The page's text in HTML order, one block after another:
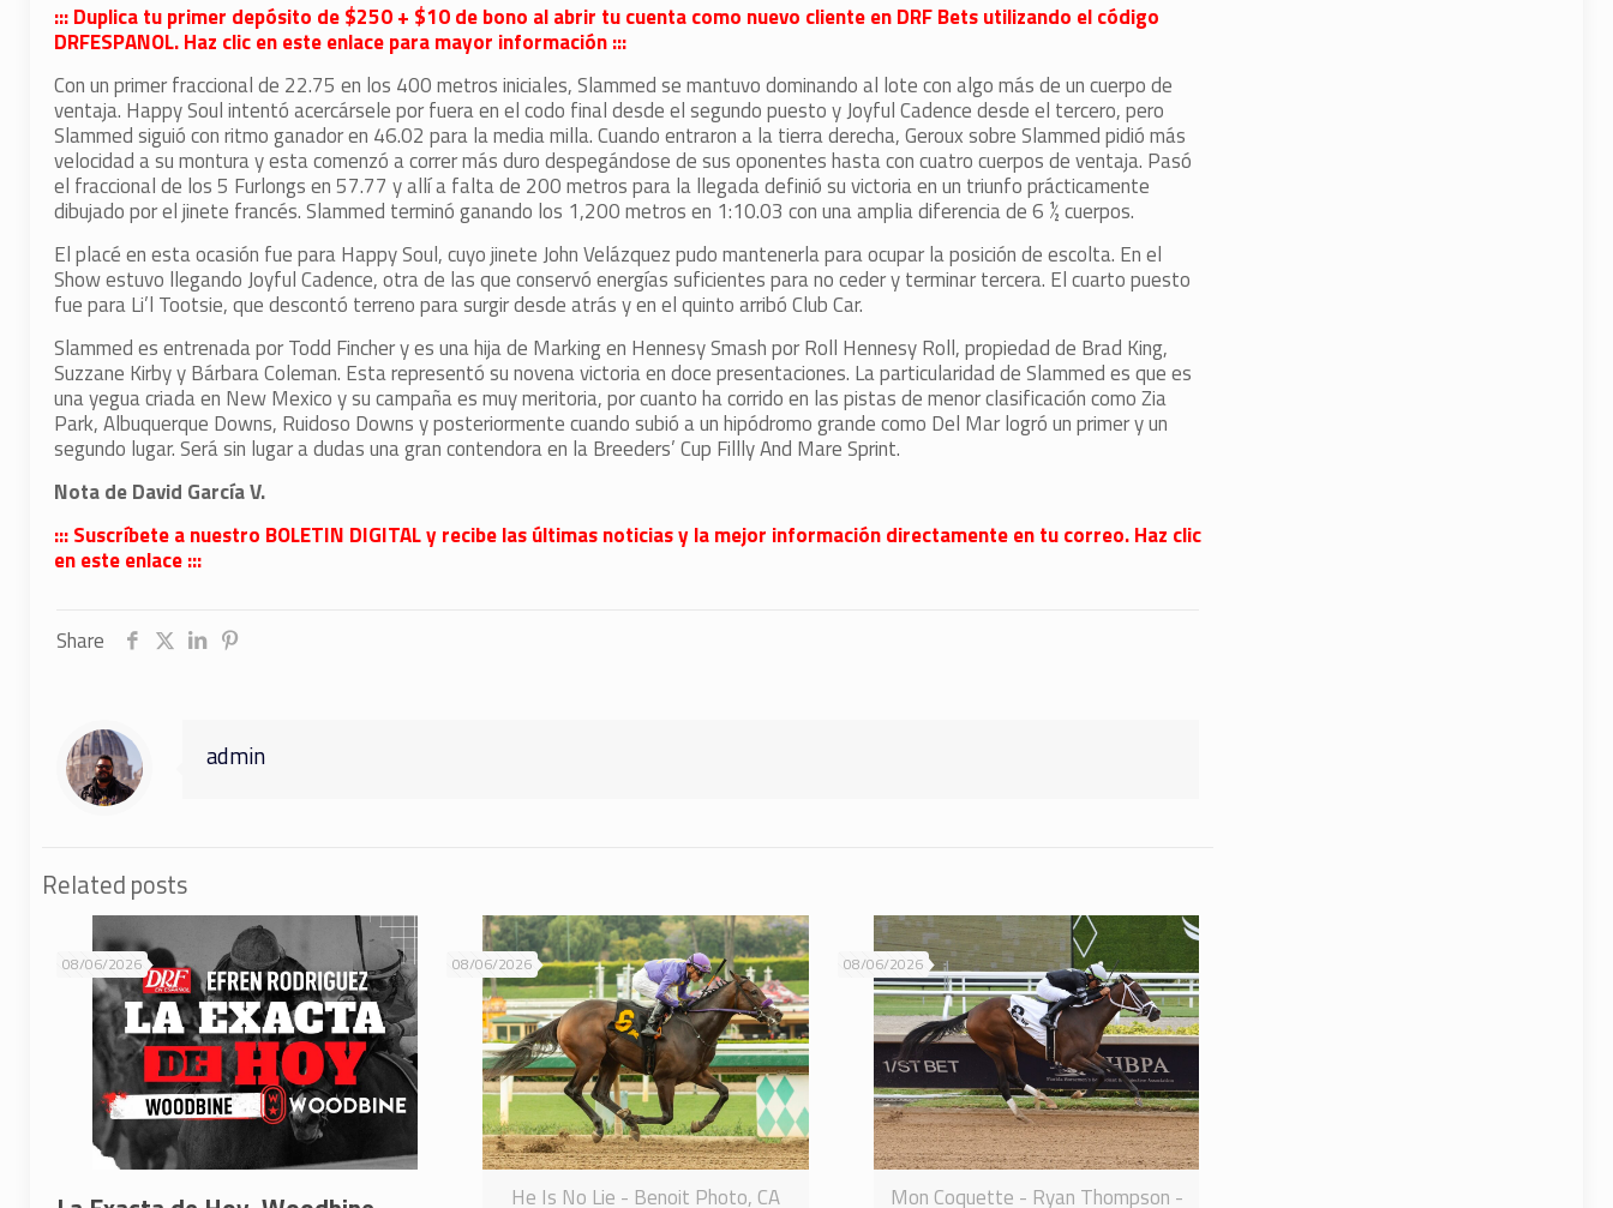
::: Duplica tu primer depósito de $250 + $10 de bono al abrir tu cuenta como nuevo cliente en DRF Bets utilizando el código
DRFESPANOL. Haz clic en este enlace para mayor información :::
Con un primer fraccional de 22.75 en los 400 metros iniciales, Slammed se mantuvo dominando al lote con algo más de un cuerpo de
ventaja. Happy Soul intentó acercársele por fuera en el codo final desde el segundo puesto y Joyful Cadence desde el tercero, pero
Slammed siguió con ritmo ganador en 46.02 para la media milla. Cuando entraron a la tierra derecha, Geroux sobre Slammed pidió más
velocidad a su montura y esta comenzó a correr más duro despegándose de sus oponentes hasta con cuatro cuerpos de ventaja. Pasó
el fraccional de los 5 Furlongs en 57.77 y allí a falta de 200 metros para la llegada definió su victoria en un triunfo prácticamente
dibujado por el jinete francés. Slammed terminó ganando los 1,200 metros en 1:10.03 con una amplia diferencia de 6 ½ cuerpos.
El placé en esta ocasión fue para Happy Soul, cuyo jinete John Velázquez pudo mantenerla para ocupar la posición de escolta. En el
Show estuvo llegando Joyful Cadence, otra de las que conservó energías suficientes para no ceder y terminar tercera. El cuarto puesto
fue para Li’l Tootsie, que descontó terreno para surgir desde atrás y en el quinto arribó Club Car.
Slammed es entrenada por Todd Fincher y es una hija de Marking en Hennesy Smash por Roll Hennesy Roll, propiedad de Brad King,
Suzzane Kirby y Bárbara Coleman. Esta representó su novena victoria en doce presentaciones. La particularidad de Slammed es que es
una yegua criada en New Mexico y su campaña es muy meritoria, por cuanto ha corrido en las pistas de menor clasificación como Zia
Park, Albuquerque Downs, Ruidoso Downs y posteriormente cuando subió a un hipódromo grande como Del Mar logró un primer y un
segundo lugar. Será sin lugar a dudas una gran contendora en la Breeders’ Cup Fillly And Mare Sprint.
Nota de David García V.
::: Suscríbete a nuestro BOLETIN DIGITAL y recibe las últimas noticias y la mejor información directamente en tu correo. Haz clic
en este enlace :::
Share
admin
Related posts
08/06/2026
He Is No Lie - Benoit Photo, CA
08/06/2026
Mon Coquette - Ryan Thompson -
08/06/2026